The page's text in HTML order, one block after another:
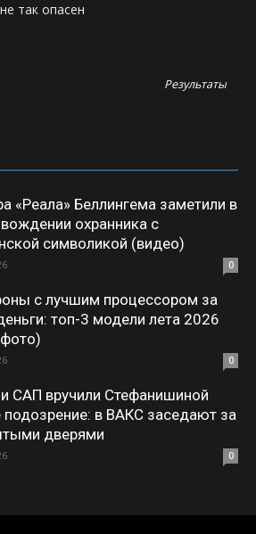
так опасен
Результаты
«Реала» Беллингема заметили в
охранника с
символикой (видео)
0
с лучшим процессором за
топ-3 модели лета 2026
0
САП вручили Стефанишиной
подозрение: в ВАКС заседают за
дверями
0